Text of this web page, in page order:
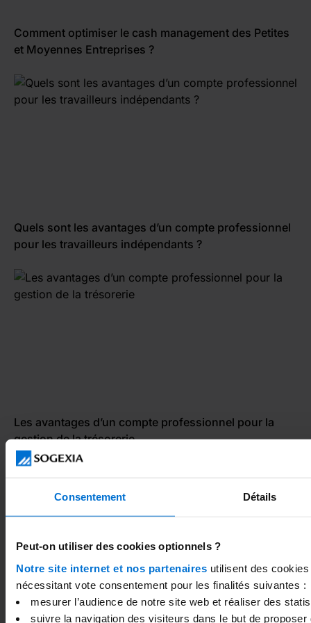
Consentement Détails
Peut-on utiliser des cookies optionnels ?
Notre site internet et nos partenaires utilisent des
nécessitant vote consentement pour les finalités suivantes :
mesurer l’audience de notre site web et réaliser des
suivre la navigation des visiteurs dans le but de
Comment optimiser le cash management des Petites
et Moyennes Entreprises ?
Quels sont les avantages d’un compte professionnel
pour les travailleurs indépendants ?
Les avantages d’un compte professionnel pour la
gestion de la trésorerie
Les risques d’un dépôt de capital dans une entreprise